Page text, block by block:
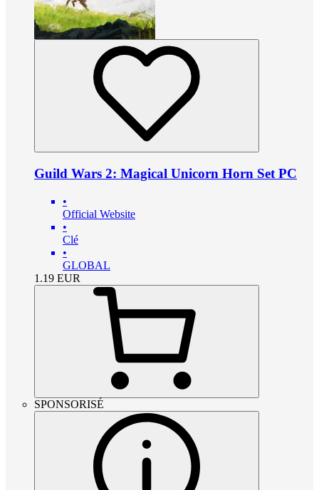
Guild Wars 2: Magical Unicorn Horn Set PC
•
Official Website
•
Clé
•
GLOBAL
1.19 EUR
SPONSORISÉ